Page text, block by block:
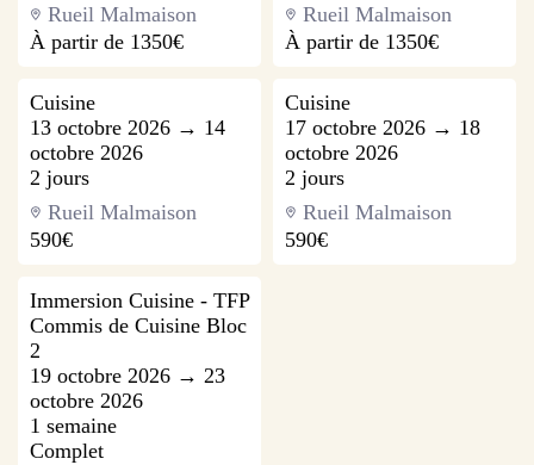
Rueil Malmaison
À partir de 1350€
Rueil Malmaison
À partir de 1350€
Cuisine
13 octobre 2026 → 14
octobre 2026
2 jours
Rueil Malmaison
590€
Cuisine
17 octobre 2026 → 18
octobre 2026
2 jours
Rueil Malmaison
590€
Immersion Cuisine - TFP
Commis de Cuisine Bloc
2
19 octobre 2026 → 23
octobre 2026
1 semaine
Complet